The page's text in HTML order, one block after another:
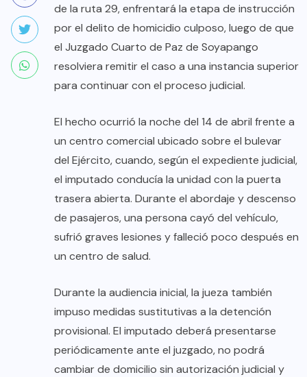
de la ruta 29, enfrentará la etapa de instrucción
por el delito de homicidio culposo, luego de que
el Juzgado Cuarto de Paz de Soyapango
resolviera remitir el caso a una instancia superior
para continuar con el proceso judicial.
El hecho ocurrió la noche del 14 de abril frente a
un centro comercial ubicado sobre el bulevar
del Ejército, cuando, según el expediente judicial,
el imputado conducía la unidad con la puerta
trasera abierta. Durante el abordaje y descenso
de pasajeros, una persona cayó del vehículo,
sufrió graves lesiones y falleció poco después en
un centro de salud.
Durante la audiencia inicial, la jueza también
impuso medidas sustitutivas a la detención
provisional. El imputado deberá presentarse
periódicamente ante el juzgado, no podrá
cambiar de domicilio sin autorización judicial y